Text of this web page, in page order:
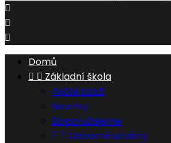



Domů
  Základní škola
Akční zboží
Novinky
Doporučujeme
  Odborné učebny